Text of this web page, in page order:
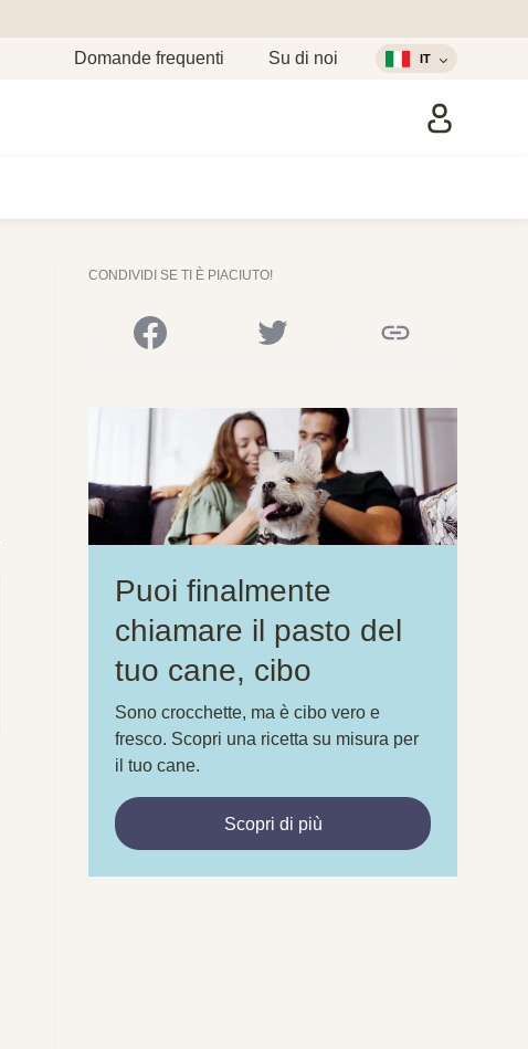
Domande frequenti Su di noi IT
CONDIVIDI SE TI È PIACIUTO!
Puoi finalmente
chiamare il pasto del
tuo cane, cibo
Sono crocchette, ma è cibo vero e
fresco. Scopri una ricetta su misura per
il tuo cane.
Scopri di più